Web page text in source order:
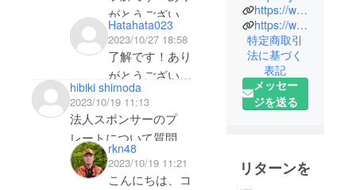
お気持ち応援にしてい
ただくことは可能で
しょうか。申し訳ござ
いません。
ありがとうござ
います。
僕が勝手に目標
人数を設定した
だけで、むしろ
クラファン的に
は刻んで頂いた
方がいいんで
す。
もしご予算にご
がとうございま
す！
白髪ネギのよう
に刻ませていた
だきます！
Hatahata023
2023/10/27 18:58
了解です！あり
がとうございま
した。
hibiki shimoda
2023/10/19 11:13
法人スポンサーのプ
レートについて質問で
す。来年か再来年あた
りに独立開業予定なの
rkn48
2023/10/19 11:21
こんにちは、コ
することで
農作物、人
的被害の軽
減に貢献し
ている九州
の猟師より
滅多に見れ
ない猟犬た
https://www.youtube.com/@JIMNY4LIFE/
https://www.youtube.com/@hunter_yoriyori/
特定商取引
法に基づく
表記
メッセー
ジを送る
リターンを